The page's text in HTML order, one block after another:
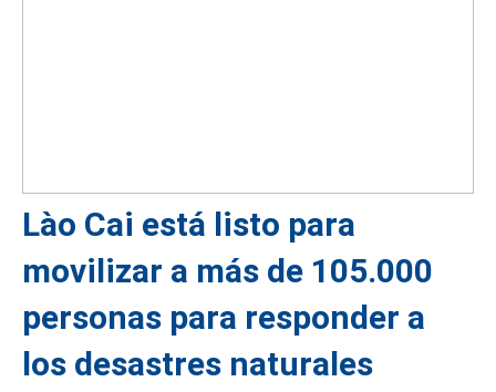
Lào Cai está listo para
movilizar a más de 105.000
personas para responder a
los desastres naturales